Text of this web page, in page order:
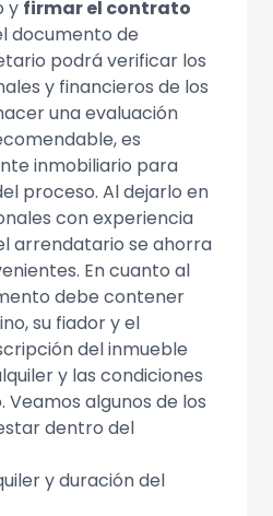
y firmar el contrato
documento de
podrá verificar los
y financieros de los
una evaluación
es
inmobiliario para
proceso. Al dejarlo en
con experiencia
arrendatario se ahorra
En cuanto al
debe contener
su fiador y el
del inmueble
y las condiciones
algunos de los
dentro del
y duración del